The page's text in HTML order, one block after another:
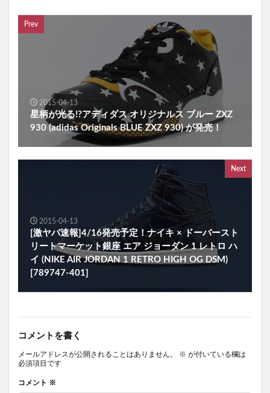
Prev
2015-04-13
星柄が光る!?アディダス オリジナルス ブルー ZXZ
930 (adidas Originals BLUE ZXZ 930) が発売！
Next
2015-04-13
[激ヤバ速報]4/16発売予定！ナイキ × ドーバースト
リートマーケット銀座 エア ジョーダン 1 レトロ ハ
イ (NIKE AIR JORDAN 1 RETRO HIGH OG DSM)
[789747-401]
コメントを書く
メールアドレスが公開されることはありません。 ※ が付いている欄は
必須項目です
コメント ※